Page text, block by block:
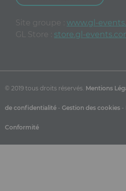
Site groupe : www.gl-
GL Store : store.gl-
© 2019 tous droits réservés. Mentions
de confidentialité - Gestion des cookies -
Conformité